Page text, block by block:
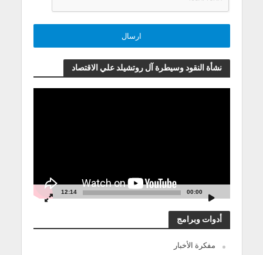
نشأة النقود وسيطرة آل روتشيلد علي الاقتصاد
00:00
12:14
أدوات وبرامج
مفكرة الأخبار